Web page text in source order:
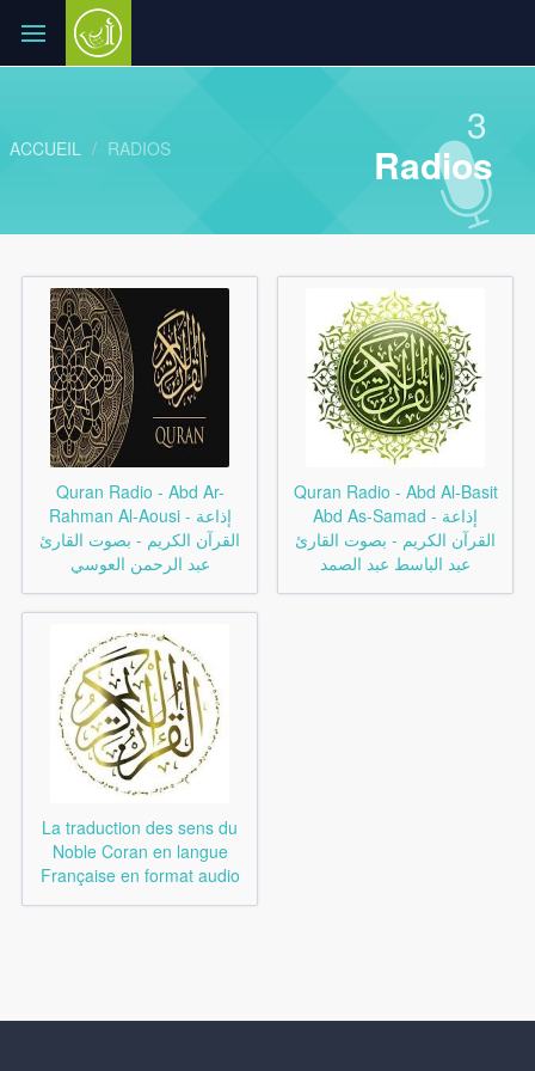
ACCUEIL RADIOS 3
Radios
Quran Radio - Abd Ar-
Rahman Al-Aousi - إذاعة
القرآن الكريم - بصوت القارئ
عبد الرحمن العوسي
Quran Radio - Abd Al-Basit
Abd As-Samad - إذاعة
القرآن الكريم - بصوت القارئ
عبد الباسط عبد الصمد
La traduction des sens du
Noble Coran en langue
Française en format audio